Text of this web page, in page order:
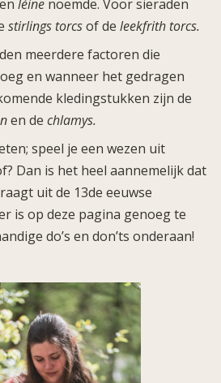
léine noemde. Voor sieraden
stirlings torcsof de leekfrith torcs.
meerdere factoren die
en wanneer het gedragen
kledingstukken zijn de
en de chlamys.
speel je een wezen uit
Dan is het heel aannemelijk dat
uit de 13de eeuwse
is op deze pagina genoeg te
do’s en don’ts onderaan!